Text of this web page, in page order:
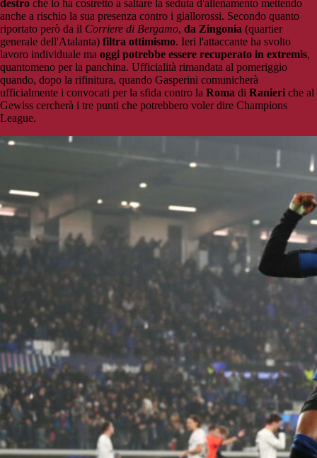
destro che lo ha costretto a saltare la seduta d'allenamento mettendo
anche a rischio la sua presenza contro i giallorossi. Secondo quanto
riportato però da il Corriere di Bergamo, da Zingonia (quartier
generale dell'Atalanta) filtra ottimismo. Ieri l'attaccante ha svolto
lavoro individuale ma oggi potrebbe essere recuperato in extremis,
quantomeno per la panchina. Ufficialità rimandata al pomeriggio
quando, dopo la rifinitura, quando Gasperini comunicherà
ufficialmente i convocati per la sfida contro la Roma di Ranieri che al
Gewiss cercherà i tre punti che potrebbero voler dire Champions
League.